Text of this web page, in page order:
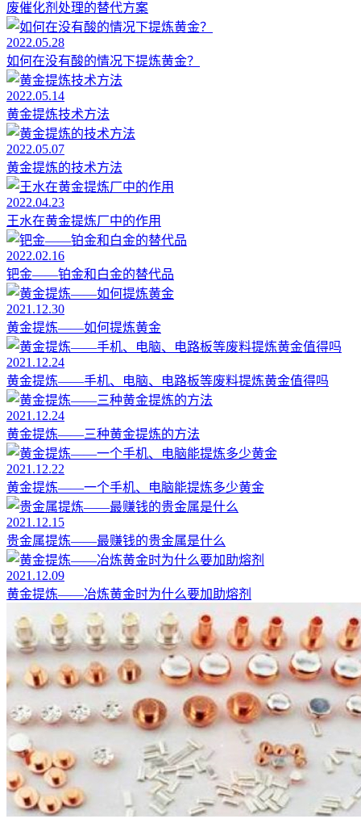
废催化剂处理的替代方案
2022.05.28
如何在没有酸的情况下提炼黄金？
2022.05.14
黄金提炼技术方法
2022.05.07
黄金提炼的技术方法
2022.04.23
王水在黄金提炼厂中的作用
2022.02.16
钯金——铂金和白金的替代品
2021.12.30
黄金提炼——如何提炼黄金
2021.12.24
黄金提炼——手机、电脑、电路板等废料提炼黄金值得吗
2021.12.24
黄金提炼——三种黄金提炼的方法
2021.12.22
黄金提炼——一个手机、电脑能提炼多少黄金
2021.12.15
贵金属提炼——最赚钱的贵金属是什么
2021.12.09
黄金提炼——冶炼黄金时为什么要加助熔剂